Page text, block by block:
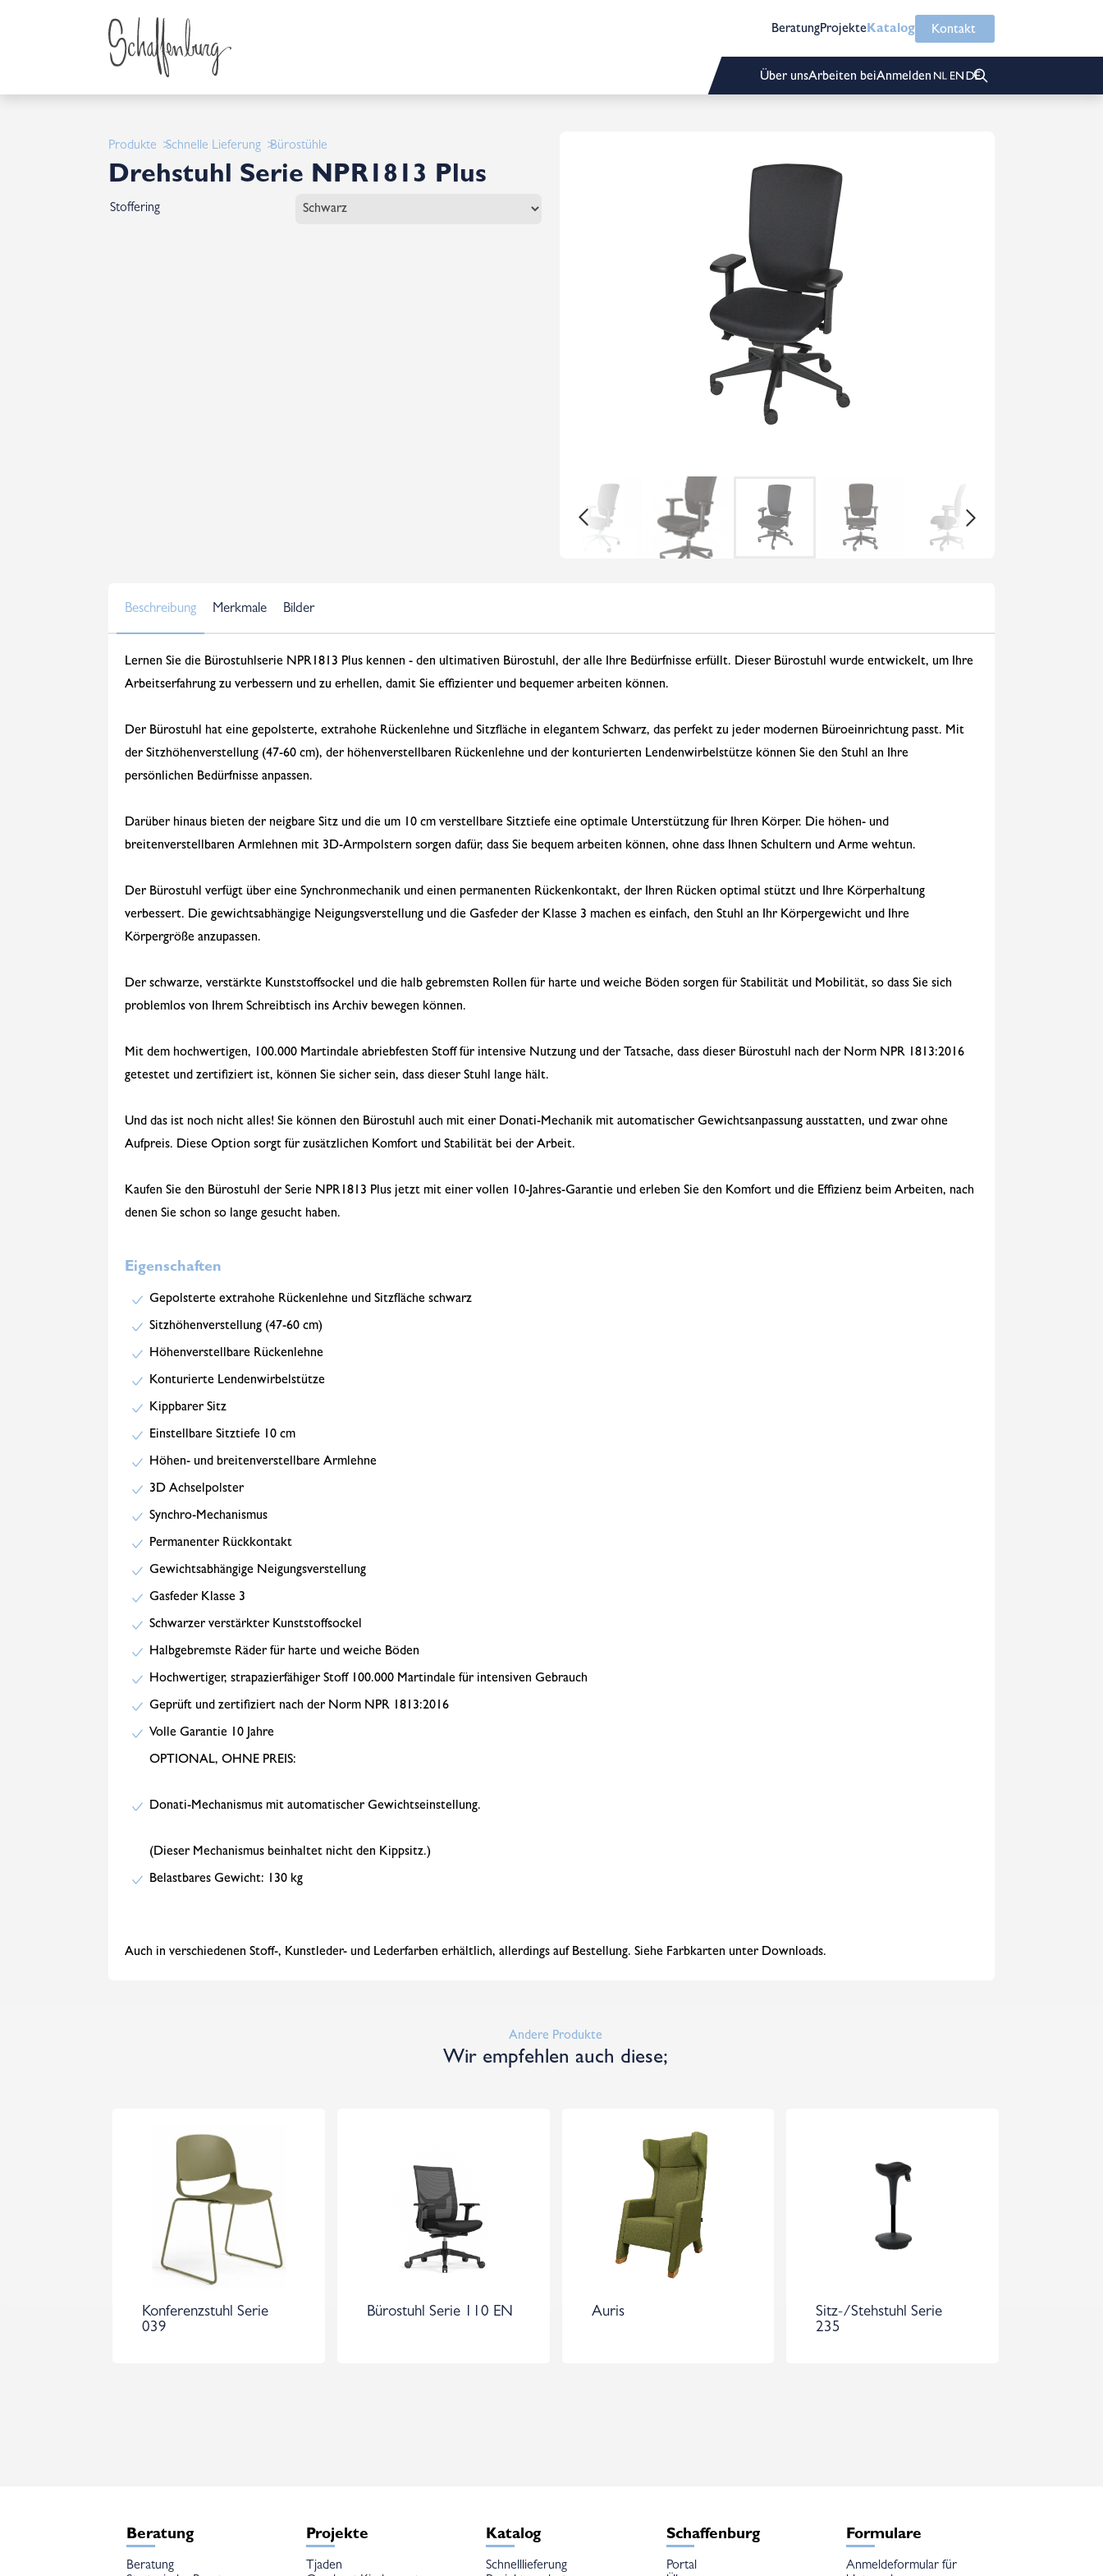
BeratungProjekteKatalog Kontakt
Über unsArbeiten beiAnmelden
Produkte Schnelle Lieferung Bürostühle
Drehstuhl Serie NPR1813 Plus
Stoffering
Beschreibung Merkmale Bilder
Lernen Sie die Bürostuhlserie NPR1813 Plus kennen - den ultimativen Bürostuhl, der alle Ihre Bedürfnisse erfüllt. Dieser Bürostuhl wurde entwickelt, um Ihre
Arbeitserfahrung zu verbessern und zu erhellen, damit Sie effizienter und bequemer arbeiten können.
Der Bürostuhl hat eine gepolsterte, extrahohe Rückenlehne und Sitzfläche in elegantem Schwarz, das perfekt zu jeder modernen Büroeinrichtung passt. Mit
der Sitzhöhenverstellung (47-60 cm), der höhenverstellbaren Rückenlehne und der konturierten Lendenwirbelstütze können Sie den Stuhl an Ihre
persönlichen Bedürfnisse anpassen.
Darüber hinaus bieten der neigbare Sitz und die um 10 cm verstellbare Sitztiefe eine optimale Unterstützung für Ihren Körper. Die höhen- und
breitenverstellbaren Armlehnen mit 3D-Armpolstern sorgen dafür, dass Sie bequem arbeiten können, ohne dass Ihnen Schultern und Arme wehtun.
Der Bürostuhl verfügt über eine Synchronmechanik und einen permanenten Rückenkontakt, der Ihren Rücken optimal stützt und Ihre Körperhaltung
verbessert. Die gewichtsabhängige Neigungsverstellung und die Gasfeder der Klasse 3 machen es einfach, den Stuhl an Ihr Körpergewicht und Ihre
Körpergröße anzupassen.
Der schwarze, verstärkte Kunststoffsockel und die halb gebremsten Rollen für harte und weiche Böden sorgen für Stabilität und Mobilität, so dass Sie sich
problemlos von Ihrem Schreibtisch ins Archiv bewegen können.
Mit dem hochwertigen, 100.000 Martindale abriebfesten Stoff für intensive Nutzung und der Tatsache, dass dieser Bürostuhl nach der Norm NPR 1813:2016
getestet und zertifiziert ist, können Sie sicher sein, dass dieser Stuhl lange hält.
Und das ist noch nicht alles! Sie können den Bürostuhl auch mit einer Donati-Mechanik mit automatischer Gewichtsanpassung ausstatten, und zwar ohne
Aufpreis. Diese Option sorgt für zusätzlichen Komfort und Stabilität bei der Arbeit.
Kaufen Sie den Bürostuhl der Serie NPR1813 Plus jetzt mit einer vollen 10-Jahres-Garantie und erleben Sie den Komfort und die Effizienz beim Arbeiten, nach
denen Sie schon so lange gesucht haben.
Eigenschaften
Gepolsterte extrahohe Rückenlehne und Sitzfläche schwarz
Sitzhöhenverstellung (47-60 cm)
Höhenverstellbare Rückenlehne
Konturierte Lendenwirbelstütze
Kippbarer Sitz
Einstellbare Sitztiefe 10 cm
Höhen- und breitenverstellbare Armlehne
3D Achselpolster
Synchro-Mechanismus
Permanenter Rückkontakt
Gewichtsabhängige Neigungsverstellung
Gasfeder Klasse 3
Schwarzer verstärkter Kunststoffsockel
Halbgebremste Räder für harte und weiche Böden
Hochwertiger, strapazierfähiger Stoff 100.000 Martindale für intensiven Gebrauch
Geprüft und zertifiziert nach der Norm NPR 1813:2016
Volle Garantie 10 Jahre
OPTIONAL, OHNE PREIS:
Donati-Mechanismus mit automatischer Gewichtseinstellung.
(Dieser Mechanismus beinhaltet nicht den Kippsitz.)
Belastbares Gewicht: 130 kg
Auch in verschiedenen Stoff-, Kunstleder- und Lederfarben erhältlich, allerdings auf Bestellung. Siehe Farbkarten unter Downloads.
Andere Produkte
Wir empfehlen auch diese;
Konferenzstuhl Serie
039
Bürostuhl Serie 110 EN Auris
Sitz-/Stehstuhl Serie
235
Beratung
Beratung
Projekte
Tjaden
Katalog
Schnelllieferung
Schaffenburg
Portal
Formulare
Anmeldeformular für